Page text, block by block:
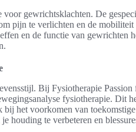
gewrichtsklachten. De
pijn te verlichten en de
en de functie van gewrichten
Bij Fysiotherapie Passion
fysiotherapie. Dit
bij het voorkomen van
houding te verbeteren en